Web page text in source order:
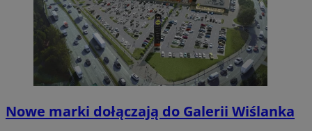
Nowe marki dołączają do Galerii Wiślanka